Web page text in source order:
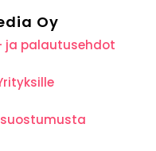
Oy
ja palautusehdot